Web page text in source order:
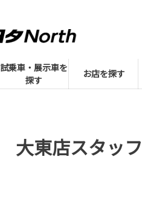
試乗車・展示車を
探す
お店を探す
大東店スタッ